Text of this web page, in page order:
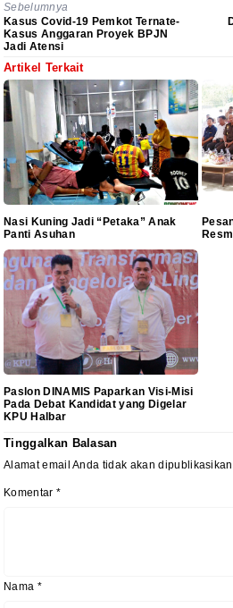
Sebelumnya
Kasus Covid-19 Pemkot Ternate-
Kasus Anggaran Proyek BPJN
Jadi Atensi
Artikel Terkait
Nasi Kuning Jadi “Petaka” Anak
Panti Asuhan
Paslon DINAMIS Paparkan Visi-Misi
Pada Debat Kandidat yang Digelar
KPU Halbar
Tinggalkan Balasan
Alamat email Anda tidak akan dipublikasikan.
Komentar *
Nama *